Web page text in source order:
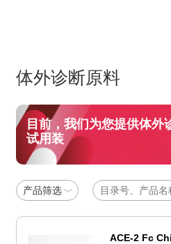
体外诊断原料
目前，我们为您提供体外
试用装
产品筛选
ACE-2 Fc